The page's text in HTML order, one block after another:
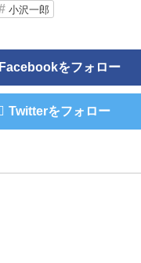
小沢一郎
Facebookをフォロー
Twitterをフォロー